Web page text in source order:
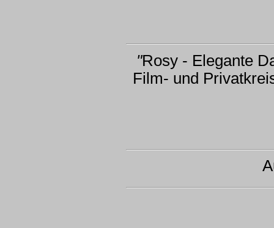
"Rosy - Elegante
Film- und